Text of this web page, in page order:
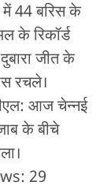
में 44 बरिस के
के रिकॉर्ड
जीत के
रचले।
आज चेन्नई
के बीचे
29